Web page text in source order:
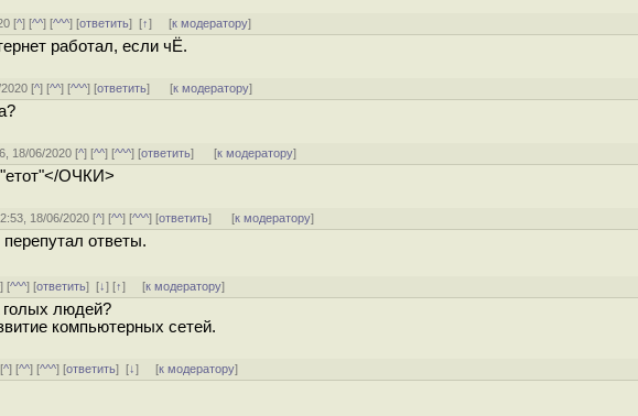
[^] [^^] [^^^] [ответить][↑] [к модератору]
работал, если чЁ.
[^] [^^] [^^^] [ответить] [к модератору]
18/06/2020 [^] [^^] [^^^] [ответить] [к модератору]
ОЧКИ>
18/06/2020 [^] [^^] [^^^] [ответить] [к модератору]
ответы.
] [^^^] [ответить][↓] [↑] [к модератору]
голых людей?
компьютерных сетей.
^] [^^] [^^^] [ответить][↓] [к модератору]